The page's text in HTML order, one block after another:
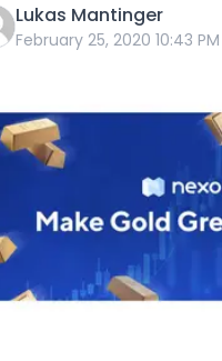
Lukas Mantinger
February 25, 2020 10:43 PM